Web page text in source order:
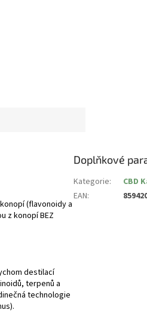
(flavonoidy a
z konopí BEZ
destilací
terpenů a
technologie
Doplňkové
Kategorie:
CBD
EAN: